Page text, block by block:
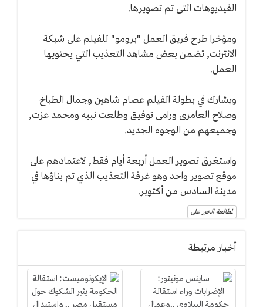
الفيديوهات التى تم تصويرها.
ومؤخرا طرح فريق العمل "برومو" للفيلم على شبكة
الانترنت, تضمن بعض مشاهد التعذيب التي يحتويها
العمل.
ويشارك في بطولة الفيلم عصام شاهين وجمال الطباخ
وصلاح العامرى ورامى توفيق وطلعت نبيه ومحمد عزت,
وجميعهم من الوجوه الجديد.
واستغرق تصوير العمل أربعة أيام فقط, لاعتمادهم على
موقع تصوير واحد وهو غرفة التعذيب الذي تم بناؤها في
مدينة السادس من أكتوبر.
لمطالعة الخبر على
أخبار مرتبطة